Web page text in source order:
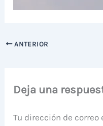
ANTERIOR
Deja una
Tu dirección de correo